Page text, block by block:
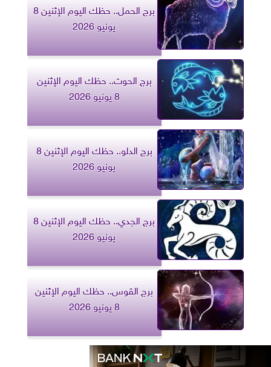
برج الحمل.. حظك اليوم الإثنين 8
يونيو 2026
برج الحوت.. حظك اليوم الإثنين
8 يونيو 2026
برج الدلو.. حظك اليوم الإثنين 8
يونيو 2026
برج الجدي.. حظك اليوم الإثنين 8
يونيو 2026
برج القوس.. حظك اليوم الإثنين
8 يونيو 2026